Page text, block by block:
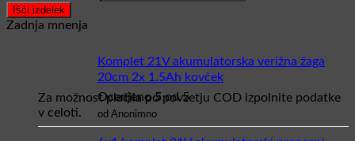
Za možnost plačila po povzetju COD izpolnite podatke
v celoti.
Išči izdelek
Zadnja mnenja
Komplet 21V akumulatorska verižna žaga
20cm 2x 1.5Ah kovček
Ocenjeno5od 5
od Anonimno